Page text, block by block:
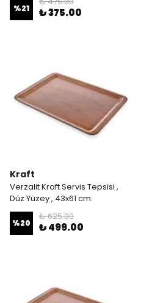
%21 ₺ 375.00
Kraft
Verzalit Kraft Servis Tepsisi ,
Düz Yüzey , 43x61 cm.
%20
₺ 625.00
₺ 499.00